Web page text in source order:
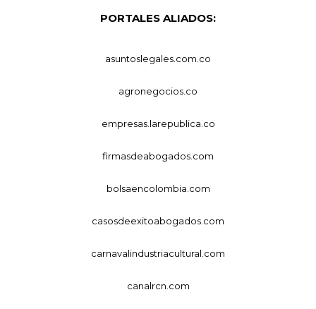
PORTALES ALIADOS:
asuntoslegales.com.co
agronegocios.co
empresas.larepublica.co
firmasdeabogados.com
bolsaencolombia.com
casosdeexitoabogados.com
carnavalindustriacultural.com
canalrcn.com